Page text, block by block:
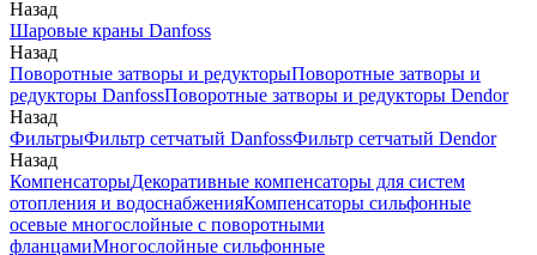
Назад
Шаровые краны Danfoss
Назад
Поворотные затворы и редукторыПоворотные затворы и
редукторы DanfossПоворотные затворы и редукторы Dendor
Назад
ФильтрыФильтр сетчатый DanfossФильтр сетчатый Dendor
Назад
КомпенсаторыДекоративные компенсаторы для систем
отопления и водоснабженияКомпенсаторы сильфонные
осевые многослойные с поворотными
фланцамиМногослойные сильфонные